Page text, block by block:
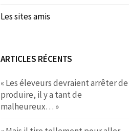
Les sites amis
ARTICLES RÉCENTS
« Les éleveurs devraient arrêter de
produire, il y a tant de
malheureux… »